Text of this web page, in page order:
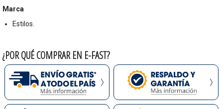
Marca
Estilos.
¿POR QUÉ COMPRAR EN E-FAST?